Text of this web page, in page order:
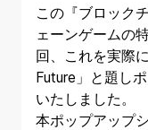
この『ブロック
ェーンゲームの
回、これを実際
Future」と題し
いたしました。
本ポップアップ